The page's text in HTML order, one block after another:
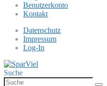
Benutzerkonto
Kontakt
Datenschutz
Impressum
Log-In
Suche